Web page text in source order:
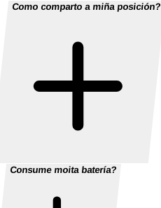
Como comparto a miña posición?
Consume moita batería?